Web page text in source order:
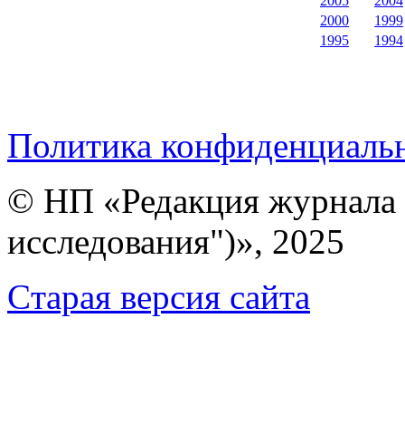
2000
1999
1995
1994
Политика
© НП «Редакция
исследования")», 2025
Cтарая версия сайта